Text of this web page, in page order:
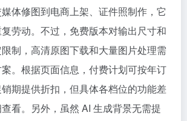
体修图到电商上架、证件照制作，它
劳动。不过，免费版本对输出尺寸和
制，高清原图下载和大量图片处理需
。根据页面信息，付费计划可按年订
期提供折扣，但具体各档位的功能差
看。另外，虽然 AI 生成背景无需提